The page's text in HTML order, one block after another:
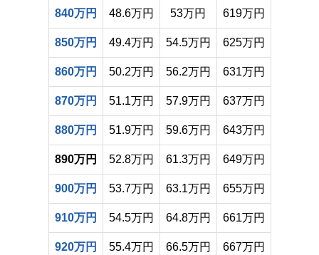
840万円 48.6万円 53万円 619万円
850万円 49.4万円 54.5万円 625万円
860万円 50.2万円 56.2万円 631万円
870万円 51.1万円 57.9万円 637万円
880万円 51.9万円 59.6万円 643万円
890万円 52.8万円 61.3万円 649万円
900万円 53.7万円 63.1万円 655万円
910万円 54.5万円 64.8万円 661万円
920万円 55.4万円 66.5万円 667万円